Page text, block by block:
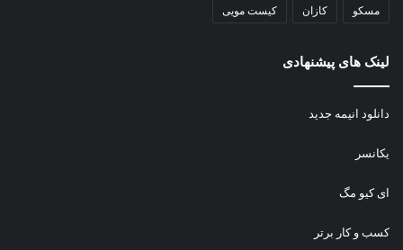
مسکو کازان کیست مویی
لینک های پیشنهادی
دانلود انیمه جدید
یکانسر
ای کیو مگ
کسب و کار برتر